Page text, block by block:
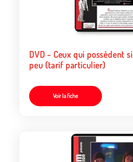
DVD - Ceux qui possèdent si
peu (tarif particulier)
Voir la fiche